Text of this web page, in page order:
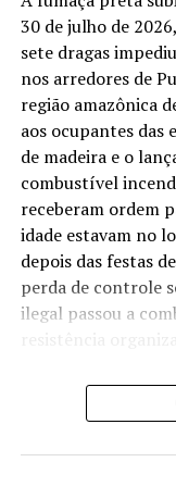
por crimes
DON'T MISS
PL da Grilagem
hectares sem
30 de julho de
sete dragas
nos arredores de
região amazônica
aos ocupantes das
de madeira e o
combustível
receberam ordem
idade estavam no
depois das festas
perda de controle
ilegal passou a
O fogo aparece
lonas. Homens,